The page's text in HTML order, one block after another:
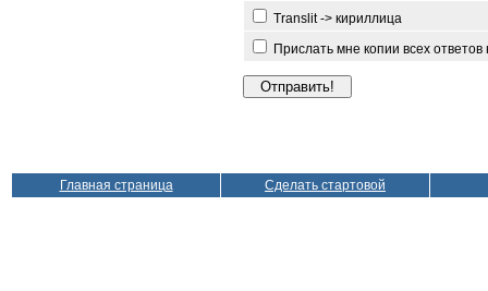
Translit -> кириллица
Прислать мне копии всех
Главная страница Сделать стартовой